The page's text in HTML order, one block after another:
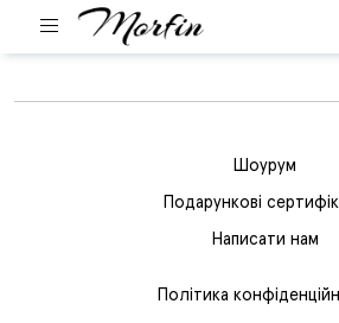
Шоурум
Подарункові
Написати нам
Політика